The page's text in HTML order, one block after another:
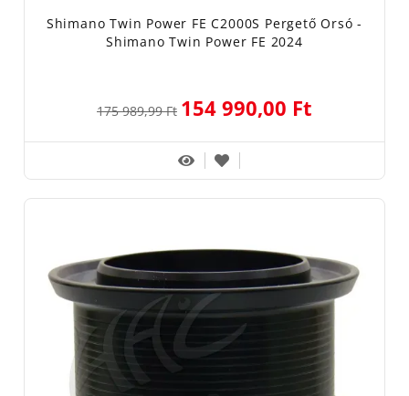
Shimano Twin Power FE C2000S Pergető Orsó -
Shimano Twin Power FE 2024
175 989,99 Ft 154 990,00 Ft